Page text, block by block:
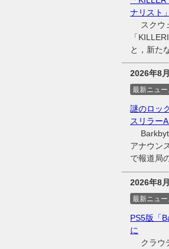
ナリスト
スクウ
「
と，新た
2026年8
最新ニュー
謎のロッ
スリラー
アナウン
で報道局
2026年8
最新ニュー
PS5版「
に
クラウ